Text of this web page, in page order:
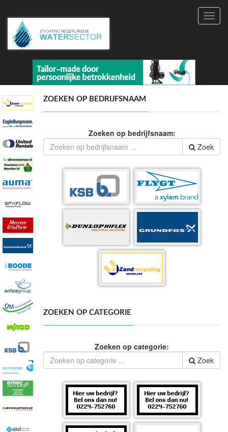
ZOEKEN OP BEDRIJFSNAAM
Zoeken op bedrijfsnaam:
Zoek
ZOEKEN OP CATEGORIE
Zoeken op categorie:
Zoek